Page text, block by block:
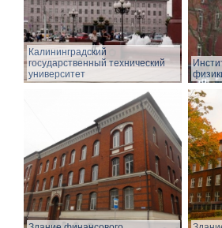
Калининградский
государственный технический
университет